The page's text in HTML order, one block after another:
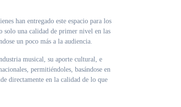
han entregado este espacio para los
solo una calidad de primer nivel en las
un poco más a la audiencia.
musical, su aporte cultural, e
permitiéndoles, basándose en
directamente en la calidad de lo que